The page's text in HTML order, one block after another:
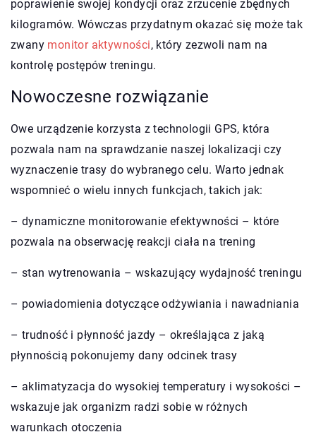
poprawienie swojej kondycji oraz zrzucenie zbędnych
kilogramów. Wówczas przydatnym okazać się może tak
zwany monitor aktywności, który zezwoli nam na
kontrolę postępów treningu.
Nowoczesne rozwiązanie
Owe urządzenie korzysta z technologii GPS, która
pozwala nam na sprawdzanie naszej lokalizacji czy
wyznaczenie trasy do wybranego celu. Warto jednak
wspomnieć o wielu innych funkcjach, takich jak:
– dynamiczne monitorowanie efektywności – które
pozwala na obserwację reakcji ciała na trening
– stan wytrenowania – wskazujący wydajność treningu
– powiadomienia dotyczące odżywiania i nawadniania
– trudność i płynność jazdy – określająca z jaką
płynnością pokonujemy dany odcinek trasy
– aklimatyzacja do wysokiej temperatury i wysokości –
wskazuje jak organizm radzi sobie w różnych
warunkach otoczenia